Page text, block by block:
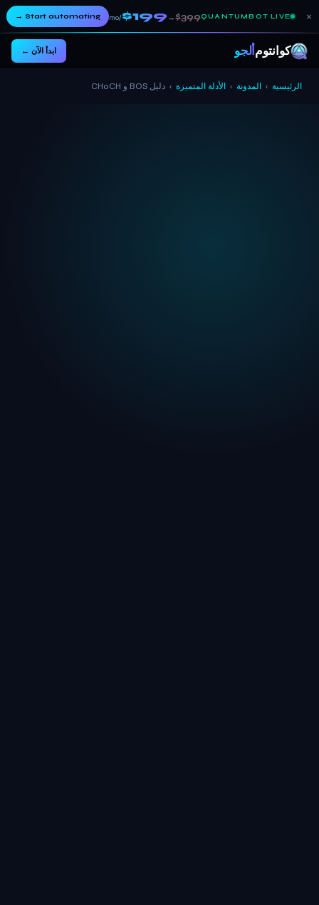
QUANTUMBOT LIVE
$399
→
$199
/mo
Start automating
→ ×
كوانتومألجو ابدأ الآن ←
الرئيسية › المدونة › الأدلة المتميزة › دليل BOS و CHoCH